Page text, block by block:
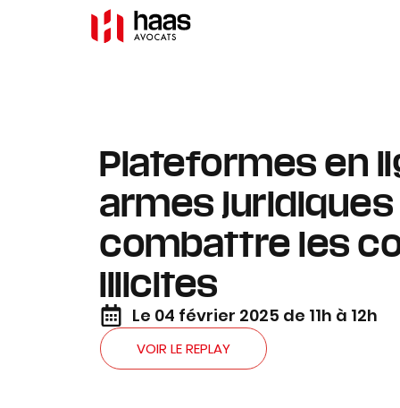
Plateformes en
armes
combattre les
illicites
Le 04 février 2025 de 11h à 12h
VOIR LE REPLAY